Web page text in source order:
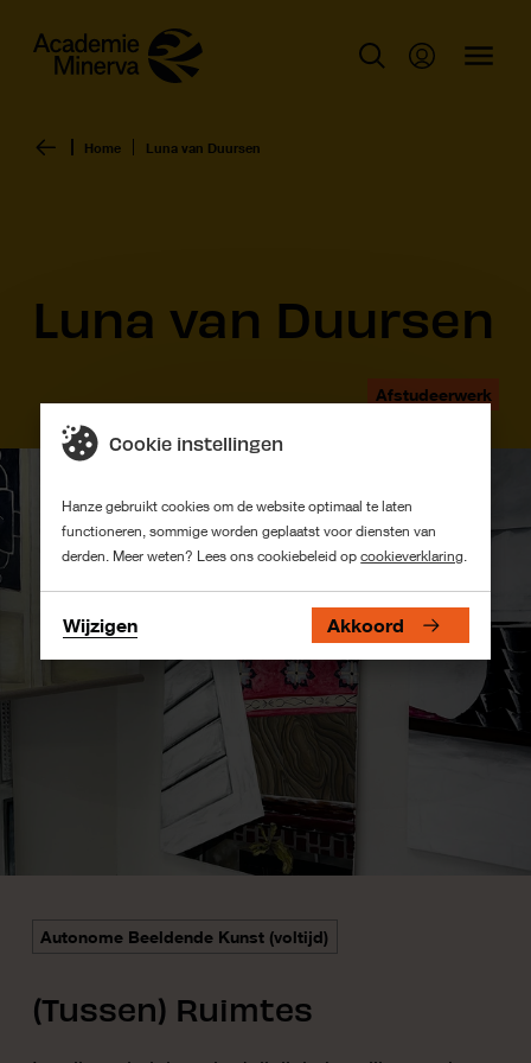
Home Luna van Duursen
Luna van Duursen
Afstudeerwerk
Autonome Beeldende Kunst (voltijd)
(Tussen) Ruimtes
Cookie instellingen
Hanze gebruikt cookies om de website optimaal te laten
functioneren, sommige worden geplaatst voor diensten van
derden. Meer weten? Lees ons cookiebeleid opcookieverklaring.
Wijzigen Akkoord